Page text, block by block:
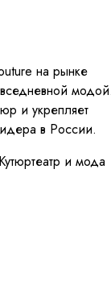
на рынке
и укрепляет
в России.
театр и мода